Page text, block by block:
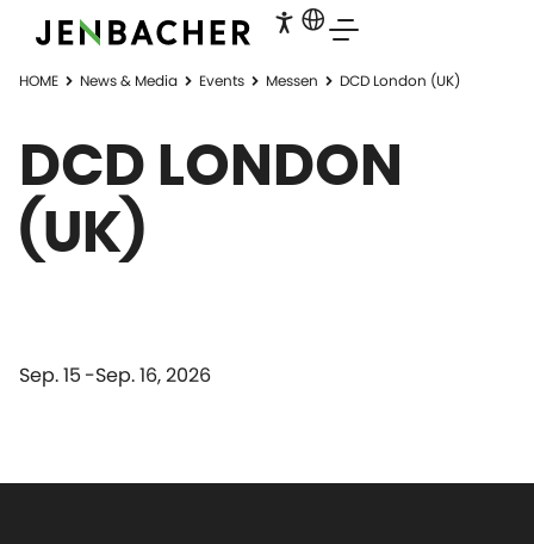
HOME News & Media Events Messen DCD London (UK)
DCD LONDON
(UK)
Sep. 15 Sep. 16, 2026